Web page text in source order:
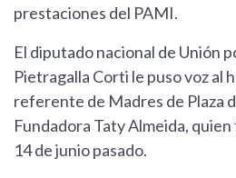
prestaciones del PAMI.
El diputado nacional de Unión
Pietragalla Corti le puso voz al
referente de Madres de Plaza
Fundadora Taty Almeida, quien
14 de junio pasado.